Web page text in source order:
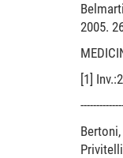
2005.
[1]